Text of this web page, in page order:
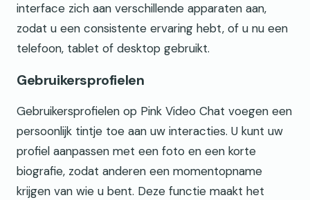
interface zich aan verschillende apparaten aan,
zodat u een consistente ervaring hebt, of u nu een
telefoon, tablet of desktop gebruikt.
Gebruikersprofielen
Gebruikersprofielen op Pink Video Chat voegen een
persoonlijk tintje toe aan uw interacties. U kunt uw
profiel aanpassen met een foto en een korte
biografie, zodat anderen een momentopname
krijgen van wie u bent. Deze functie maakt het